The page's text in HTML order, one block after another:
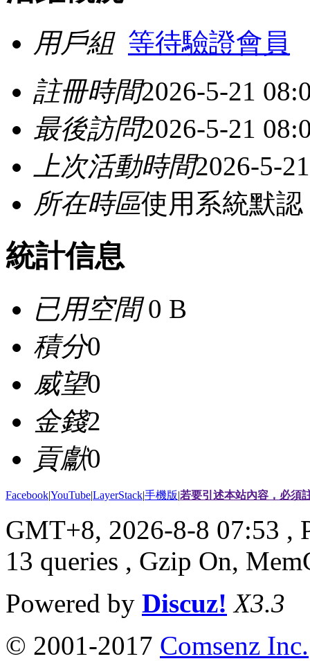
用戶組 等待驗證會員
註冊時間2026-5-21
最後訪問2026-5-21
上次活動時間2026-5-
所在時區使用系統默認
統計信息
已用空間0 B
積分0
威望0
金錢2
貢獻0
Facebook|YouTube|LayerStack|手機版|若要引述本站內容，必須
GMT+8, 2026-8-8 07:53 ,
13 queries , Gzip On,
Powered by Discuz! X3.3
© 2001-2017 Comsenz Inc.